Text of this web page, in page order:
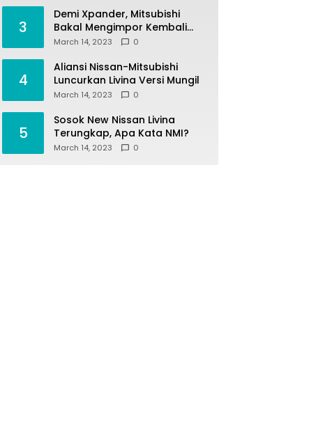
3
Demi Xpander, Mitsubishi
Bakal Mengimpor Kembali
Pajero Sport
March 14, 2023 0
4
Aliansi Nissan-Mitsubishi
Luncurkan Livina Versi Mungil
March 14, 2023 0
5
Sosok New Nissan Livina
Terungkap, Apa Kata NMI?
March 14, 2023 0